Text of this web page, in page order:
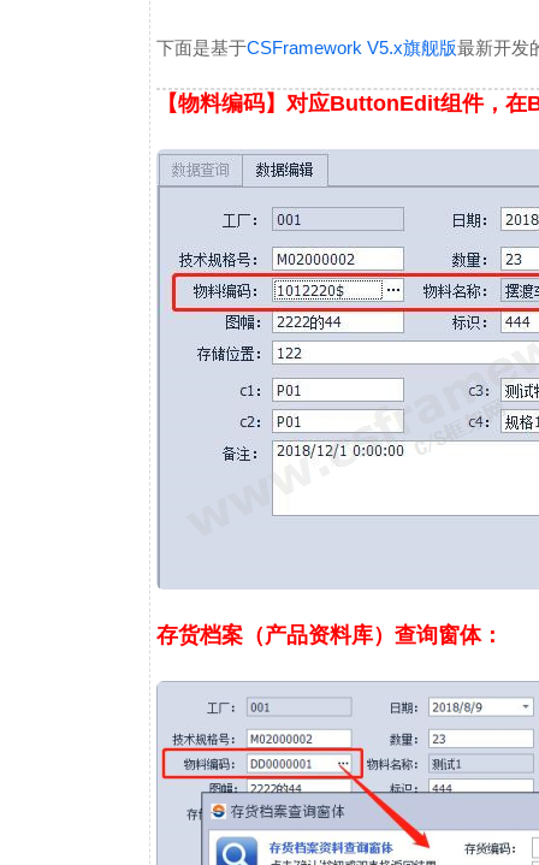
下面是基于CSFramework V5.x旗舰版最新开发
【物料编码】对应ButtonEdit组件，
存货档案（产品资料库）查询窗体：